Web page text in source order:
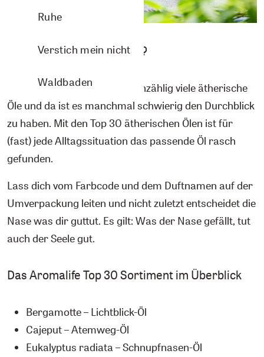
Ruhe
Verstich mein nicht
Waldbaden
Warum 30 ätherische Öle?
Inzwischen gibt es beinahe unzählig viele ätherische
Öle und da ist es manchmal schwierig den Durchblick
zu haben. Mit den Top 30 ätherischen Ölen ist für
(fast) jede Alltagssituation das passende Öl rasch
gefunden.
Lass dich vom Farbcode und dem Duftnamen auf der
Umverpackung leiten und nicht zuletzt entscheidet die
Nase was dir guttut. Es gilt: Was der Nase gefällt, tut
auch der Seele gut.
Das Aromalife Top 30 Sortiment im Überblick
Bergamotte – Lichtblick-Öl
Cajeput – Atemweg-Öl
Eukalyptus radiata – Schnupfnasen-Öl